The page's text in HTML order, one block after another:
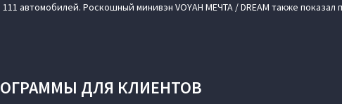
автомобилей. Роскошный минивэн VOYAH МЕЧТА / DREAM также
ДЛЯ КЛИЕНТОВ